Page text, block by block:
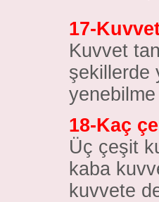
17-
Kuvvet
şekillerde
18-Kaç
Üç çeşit
kaba
kuvvete